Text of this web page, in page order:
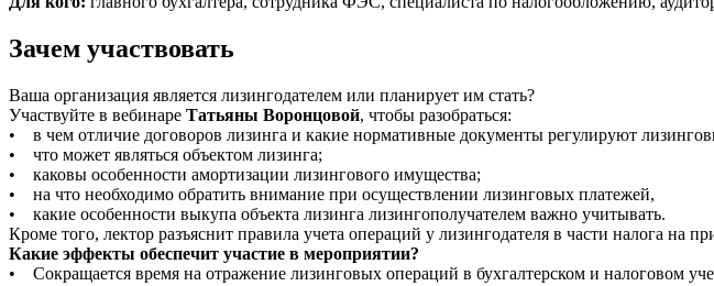
Зачем участвовать
Ваша организация является лизингодателем или планирует им стать?
Участвуйте в вебинаре Татьяны Воронцовой, чтобы разобраться:
• в чем отличие договоров лизинга и какие нормативные документы регулируют
• что может являться объектом лизинга;
• каковы особенности амортизации лизингового имущества;
• на что необходимо обратить внимание при осуществлении лизинговых платежей,
• какие особенности выкупа объекта лизинга лизингополучателем важно учитывать.
Кроме того, лектор разъяснит правила учета операций у лизингодателя в части налога
Какие эффекты обеспечит участие в мероприятии?
• Сокращается время на отражение лизинговых операций в бухгалтерском и налоговом